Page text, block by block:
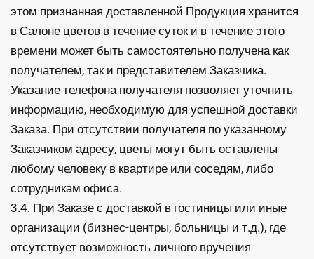
этом признанная доставленной Продукция хранится
в Салоне цветов в течение суток и в течение этого
времени может быть самостоятельно получена как
получателем, так и представителем Заказчика.
Указание телефона получателя позволяет уточнить
информацию, необходимую для успешной доставки
Заказа. При отсутствии получателя по указанному
Заказчиком адресу, цветы могут быть оставлены
любому человеку в квартире или соседям, либо
сотрудникам офиса.
3.4. При Заказе с доставкой в гостиницы или иные
организации (бизнес-центры, больницы и т.д.), где
отсутствует возможность личного вручения